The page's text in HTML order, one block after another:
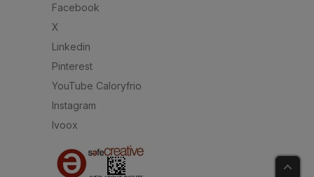
Facebook
X
Linkedin
Pinterest
YouTube Caloryfrio
Instagram
Ivoox